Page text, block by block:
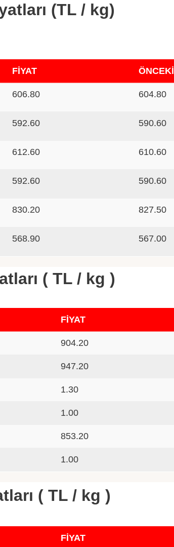
(TL / kg)
FİYAT ÖNCEKİ
606.80 604.80
592.60 590.60
612.60 610.60
592.60 590.60
830.20 827.50
568.90 567.00
( TL / kg )
FİYAT
904.20
947.20
1.30
1.00
853.20
1.00
( TL / kg )
FİYAT